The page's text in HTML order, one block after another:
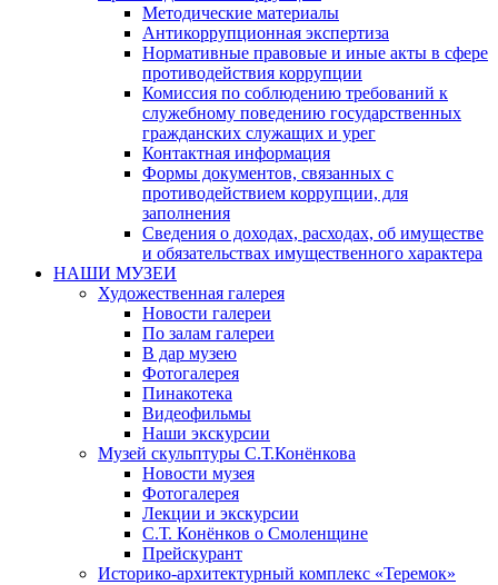
Методические материалы
Антикоррупционная экспертиза
Нормативные правовые и иные акты в сфере
противодействия коррупции
Комиссия по соблюдению требований к
служебному поведению государственных
гражданских служащих и урег
Контактная информация
Формы документов, связанных с
противодействием коррупции, для
заполнения
Сведения о доходах, расходах, об имуществе
и обязательствах имущественного характера
НАШИ МУЗЕИ
Художественная галерея
Новости галереи
По залам галереи
В дар музею
Фотогалерея
Пинакотека
Видеофильмы
Наши экскурсии
Музей скульптуры С.Т.Конёнкова
Новости музея
Фотогалерея
Лекции и экскурсии
С.Т. Конёнков о Смоленщине
Прейскурант
Историко-архитектурный комплекс «Теремок»